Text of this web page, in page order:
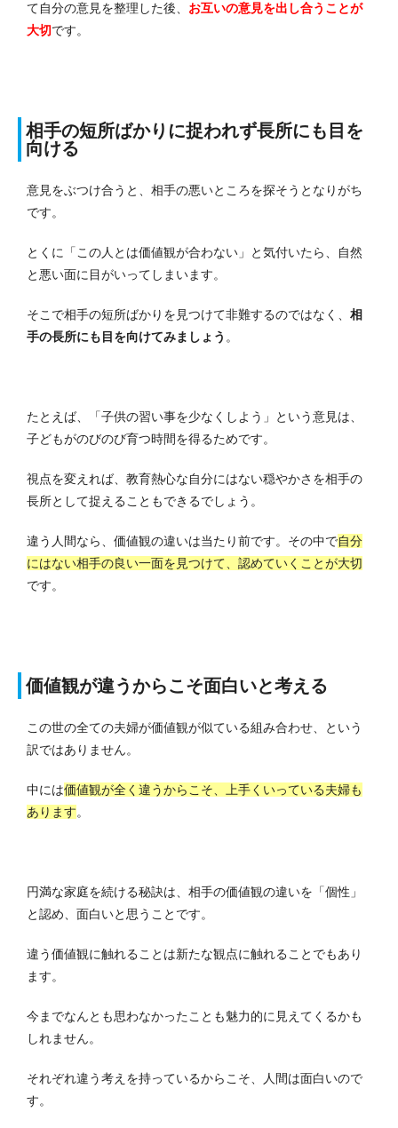
て自分の意見を整理した後、 お互いの意見を出し合うことが
大切です。
相手の短所ばかりに捉われず長所にも目を
向ける
意見をぶつけ合うと、相手の悪いところを探そうとなりがち
です。
とくに「この人とは価値観が合わない」と気付いたら、自然
と悪い面に目がいってしまいます。
そこで相手の短所ばかりを見つけて非難するのではなく、 相
手の長所にも目を向けてみましょう 。
たとえば、「子供の習い事を少なくしよう」という意見は、
子どもがのびのび育つ時間を得るためです。
視点を変えれば、教育熱心な自分にはない穏やかさを相手の
長所として捉えることもできるでしょう。
違う人間なら、価値観の違いは当たり前です。その中で自分
にはない相手の良い一面を見つけて、認めていくことが大切
です。
価値観が違うからこそ面白いと考える
この世の全ての夫婦が価値観が似ている組み合わせ、という
訳ではありません。
中には価値観が全く違うからこそ、上手くいっている夫婦も
あります。
円満な家庭を続ける秘訣は、相手の価値観の違いを「個性」
と認め、面白いと思うことです。
違う価値観に触れることは新たな観点に触れることでもあり
ます。
今までなんとも思わなかったことも魅力的に見えてくるかも
しれません。
それぞれ違う考えを持っているからこそ、人間は面白いので
す。